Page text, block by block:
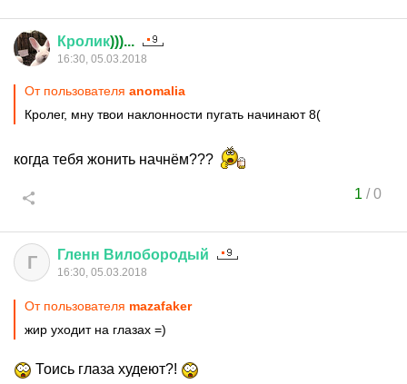
Кролик)))...
16:30, 05.03.2018
От пользователя anomalia
Кролег, мну твои наклонности пугать начинают 8(
когда тебя жонить начнём???
1 /0
Г Гленн Вилобородый
16:30, 05.03.2018
От пользователя mazafaker
жир уходит на глазах =)
Тоись глаза худеют?!